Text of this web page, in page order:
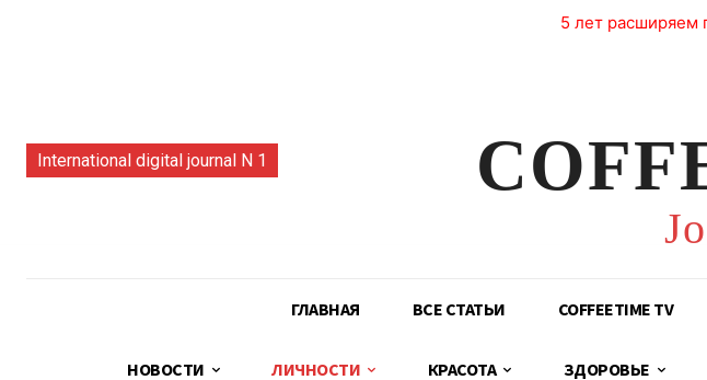
5 лет расширяем
International digital journal N 1
ГЛАВНАЯ ВСЕ СТАТЬИ COFFEETIME TV
НОВОСТИ ЛИЧНОСТИ КРАСОТА ЗДОРОВЬЕ